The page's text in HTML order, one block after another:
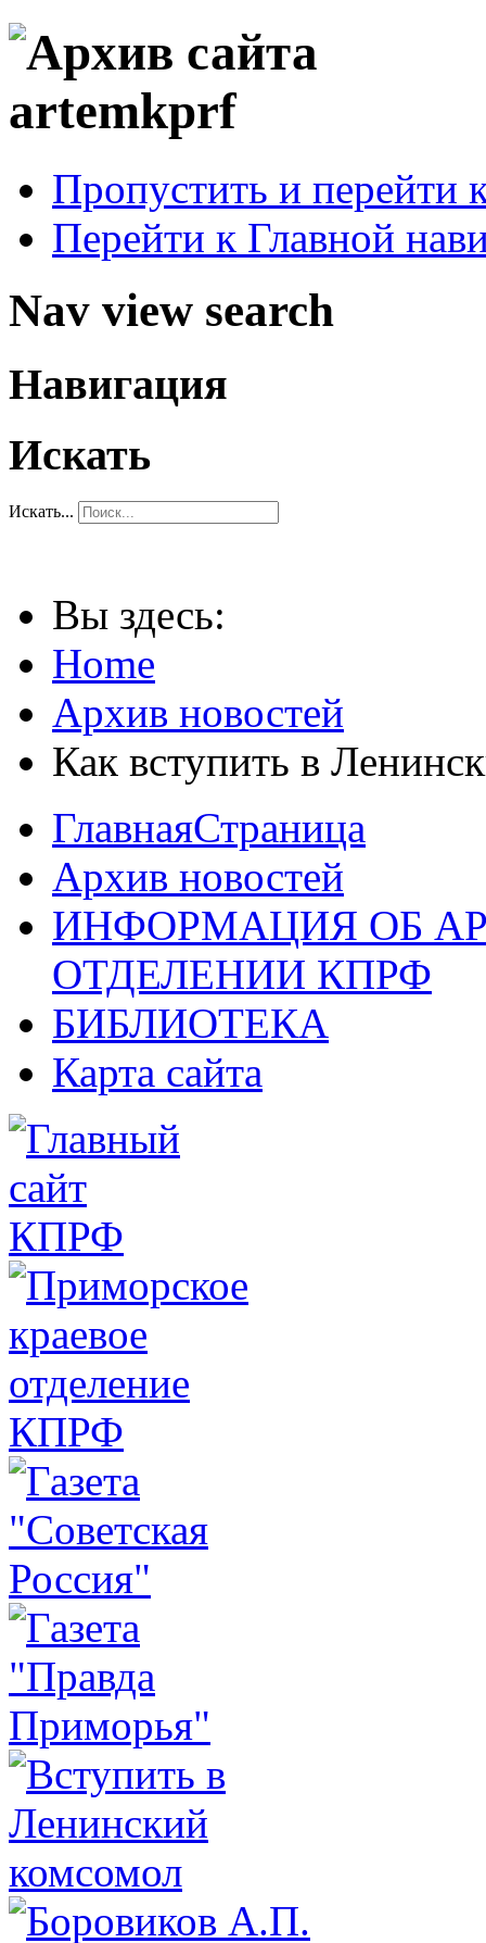
Пропустить и перейти
Перейти к Главной
Nav view search
Навигация
Искать
Искать...
Вы здесь:
Home
Архив новостей
Как вступить в
ГлавнаяСтраница
Архив новостей
ИНФОРМАЦИЯ ОБ
ОТДЕЛЕНИИ КПРФ
БИБЛИОТЕКА
Карта сайта